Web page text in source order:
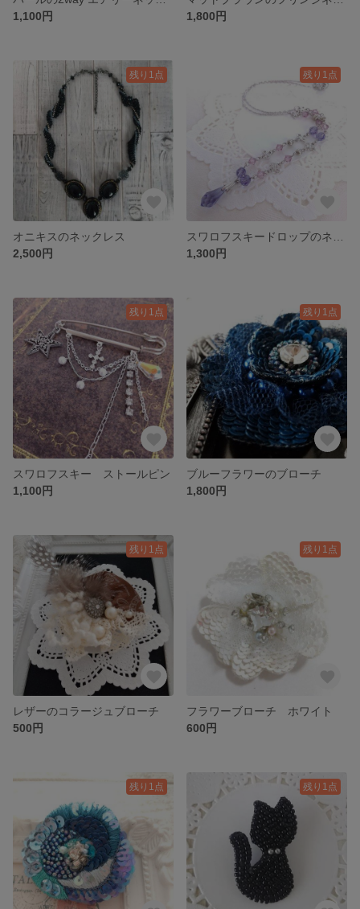
1,100円
1,800円
残り1点
オニキスのネックレス
2,500円
残り1点
1,300円
残り1点
スワロフスキー ストールピン
1,100円
残り1点
ブルーフラワーのブローチ
1,800円
残り1点
レザーのコラージュブローチ
500円
残り1点
フラワーブローチ ホワイト
600円
残り1点 残り1点